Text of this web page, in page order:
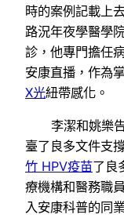
時的案例記載上
路況年夜學醫學
診，他專門擔任
安康直播，作為
X光紐帶感化。
李潔和姚樂
臺了良多文件支
竹 HPV疫苗了良
療機構和醫務職
入安康科普的同